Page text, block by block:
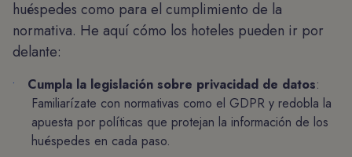
huéspedes como para el cumplimiento de la
normativa. He aquí cómo los hoteles pueden ir por
delante:
Cumpla la legislación sobre privacidad de datos:
Familiarízate con normativas como el GDPR y redobla la
apuesta por políticas que protejan la información de los
huéspedes en cada paso.